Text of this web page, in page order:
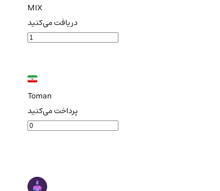
MIX
دریافت می‌کنید
Toman
پرداخت می‌کنید